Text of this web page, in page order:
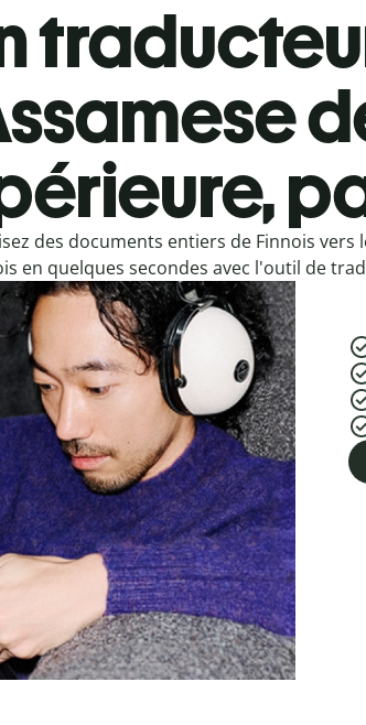
des documents entiers de Finnois vers
en quelques secondes avec l'outil de